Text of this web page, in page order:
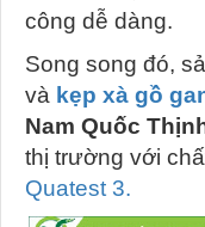
công dễ dàng.
Song song đó,
và kẹp xà gồ
Nam Quốc
thị trường với
Quatest 3.